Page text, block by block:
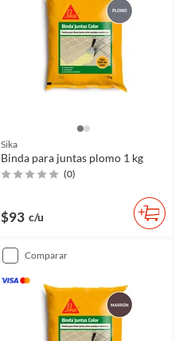
Sika
Binda para juntas plomo 1 kg
(0)
$93 c/u
comparar